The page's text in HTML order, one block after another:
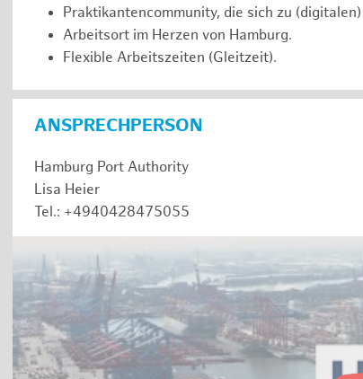
Praktikantencommunity, die sich zu
Arbeitsort im Herzen von Hamburg.
Flexible Arbeitszeiten (Gleitzeit).
ANSPRECHPERSON
Hamburg Port Authority
Lisa Heier
Tel.: +4940428475055